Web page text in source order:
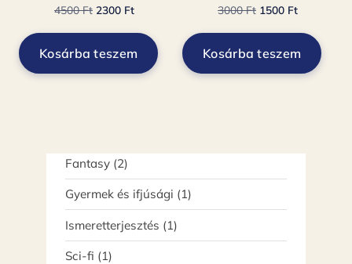
4500Ft Original
was:
2300 FtCurrent
2300 Ft.
Kosárba teszem
3000Ft Original
was:
1500 FtCurrent
1500 Ft.
Kosárba teszem
Fantasy 22
termék
Gyermek és ifjúsági 11
termék
Ismeretterjesztés 11
termék
Sci-fi 11